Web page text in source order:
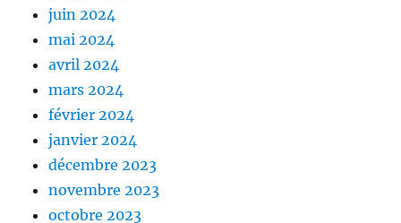
juin 2024
mai 2024
avril 2024
mars 2024
février 2024
janvier 2024
décembre 2023
novembre 2023
octobre 2023